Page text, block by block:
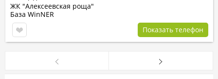
ЖК "Алексеевская роща"
База WinNER
Показать телефон